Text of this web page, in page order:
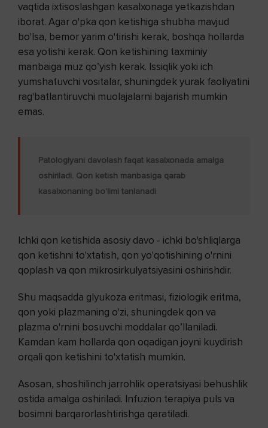
vaqtida ixtisoslashgan kasalxonaga yetkazishdan
iborat. Agar o'pka qon ketishiga shubha mavjud
bo'lsa, bemor yarim o'tirishi kerak, boshqa hollarda
esa yotishi kerak. Qon ketishining taxminiy
manbaiga muz qo’yish kerak. Issiqlik yoki ich
yumshatuvchi vositalar, shuningdek yurak faoliyatini
rag'batlantiruvchi muolajalarni bajarish mumkin
emas.
Patologiyani davolash faqat kasalxonada amalga
oshiriladi. Qon ketish manbasiga qarab
kasalxonaning bo'limi tanlanadi
Ichki qon ketishida asosiy davo - ichki bo'shliqlarga
qon ketishni to'xtatish, qon yo'qotishining o'rnini
qoplash va qon mikrosirkulyatsiyasini oshirishdir.
Shu maqsadda glyukoza eritmasi, fiziologik eritma,
qon yoki plazmaning o'zi, shuningdek qon va
plazma o'rnini bosuvchi moddalar qo’llaniladi.
Kamdan kam hollarda qon oqadigan joyni kuydirish
orqali qon ketishini to'xtatish mumkin.
Asosan, shoshilinch jarrohlik operatsiyasi behushlik
ostida amalga oshiriladi. Infuzion terapiya puls va
bosimni barqarorlashtirishga qaratiladi.